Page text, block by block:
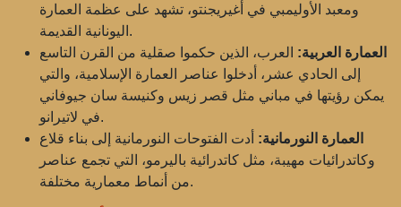
ومعبد الأوليمبي في أغيريجنتو، تشهد على عظمة العمارة
اليونانية القديمة.
العمارة العربية: العرب، الذين حكموا صقلية من القرن التاسع
إلى الحادي عشر، أدخلوا عناصر العمارة الإسلامية، والتي
يمكن رؤيتها في مباني مثل قصر زيس وكنيسة سان جيوفاني
في لاتيرانو.
العمارة النورمانية: أدت الفتوحات النورمانية إلى بناء قلاع
وكاتدرائيات مهيبة، مثل كاتدرائية باليرمو، التي تجمع عناصر
من أنماط معمارية مختلفة.